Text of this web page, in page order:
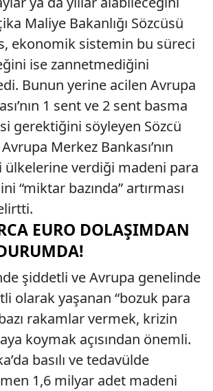
Maliye Bakanlığı Sözcüsü
ekonomik sistemin bu süreci
ise zannetmediğini
Bunun yerine acilen Avrupa
1 sent ve 2 sent basma
gerektiğini söyleyen Sözcü
Merkez Bankası’nın
ülkelerine verdiği madeni para
“miktar bazında” artırması
EURO DOLAŞIMDAN
şiddetli ve Avrupa genelinde
olarak yaşanan “bozuk para
rakamlar vermek, krizin
koymak açısından önemli.
basılı ve tedavülde
1,6 milyar adet madeni